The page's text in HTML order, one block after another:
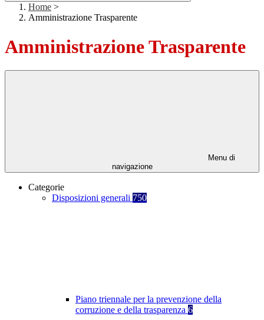
Home >
Amministrazione Trasparente
Amministrazione Trasparente
Menu di
navigazione
Categorie
Disposizioni generali 750
Piano triennale per la prevenzione della
corruzione e della trasparenza 6